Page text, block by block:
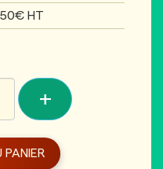
HT
+
PANIER